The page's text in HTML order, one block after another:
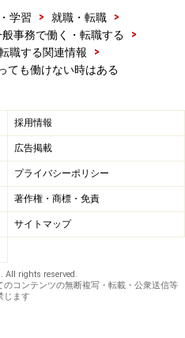
学習 > 就職・転職
>
般事務で働く・転職する
>
職する関連情報
>
ても働けない時はある
採用情報
広告掲載
プライバシーポリシー
著作権・商標・免責
サイトマップ
All rights reserved.
コンテンツの無断複写・転載・公衆送信等
じます